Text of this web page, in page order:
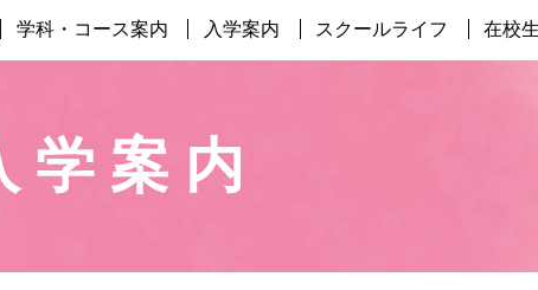
学科・コース案内 入学案内 スクールライフ 在校
学 案 内